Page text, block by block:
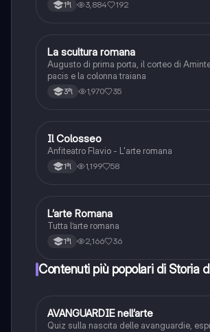
1ªl 3,884 192
Storia dell'arte
La scultura romana
Augusto di prima porta, il corteo di
pacis e la colonna traiana
3ªl 1,970 35
Francese
Il Colosseo
Anfiteatro Flavio - L'arte romana
1ªl 1,199 58
Storia dell'arte
L’arte Romana
Tutta l’arte romana
1ªl 2,166 36
Contenuti più popolari di Storia
AStoria dell'arte
AVANGUARDIE nell’arte
Quiz sulla nascita delle avanguardie,